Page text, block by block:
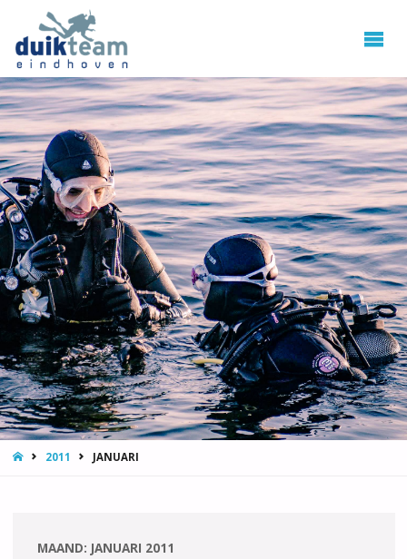
HOME2011 JANUARI
MAAND: JANUARI 2011